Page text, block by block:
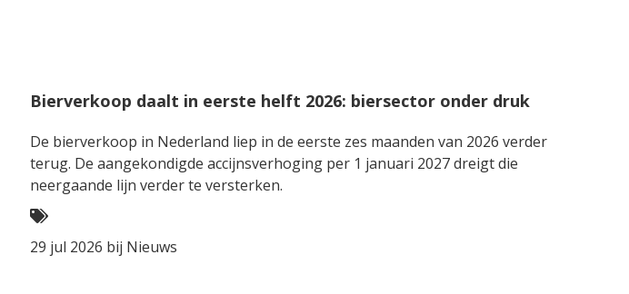
Bierverkoop daalt in eerste helft 2026: biersector onder druk
De bierverkoop in Nederland liep in de eerste zes maanden van 2026 verder
terug. De aangekondigde accijnsverhoging per 1 januari 2027 dreigt die
neergaande lijn verder te versterken.
29 jul 2026 bij Nieuws